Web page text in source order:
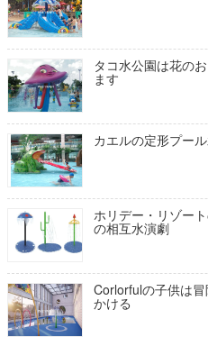
タコ水公園は花の
ます
カエルの定形プー
ホリデー・リゾー
の相互水演劇
Corlorfulの子供は
かける